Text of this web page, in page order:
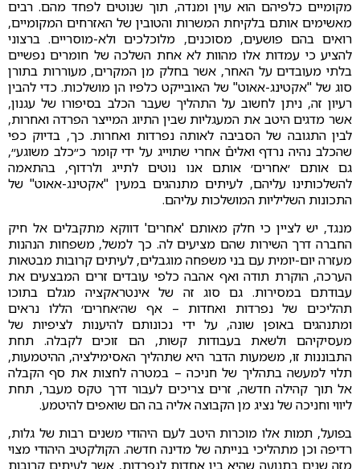
מקומיים כלפיהם הוא עוין ומנדה, תוך שנוטים לפחד מהם. רבים
מאשימים אותם בלקיחת המשרות והטובין של האזרחים המקומיים,
רואים בהם פושעים, מסוכנים, מלוכלכים ולא-מוסריים. ברצוני
להציע כי עמדות אלו מהוות לא אחת השלכה של חומרים נפשיים
בלתי מעובדים על האחר, אשר בחלק מן המקרים, מעוררות בתורן
סוג של "אקטינג-אאוט" של האובייקט כלפיו הן מושלכות. כדי להבין
רעיון זה, ניתן לחשוב על התהליך שעבר הכלב בסיפורו של עגנון,
אשר מדגים היטב את המעגליות שבין התיוג המייצר הפרדה ואחרות,
לבין התגובה של הסביבה לאותה נפרדות ואחרות. כך, בדיוק כפי
שהכלב נהיה נרדף ואליםֿ אחרי שתוייג על ידי קומר כ״כלב משוגע״,
גם אותם ׳אחרים׳ אותם אנו נוטים לתייג ולרדוף, בהתאמה
להשלכותינו עליהם, לעיתים מתנהגים במעין "אקטינג-אאוט" של
התכונות השליליות המושלכות עליהם.
מנגד, יש לציין כי חלק מאותם 'אחרים' דווקא מתקבלים אל חיק
החברה דרך השירות שהם מציעים לה. כך למשל, משפחות הנהנות
מעזרה יום-יומית עם בני משפחה מוגבלים, לעיתים קרובות מבטאות
הערכה, הוקרת תודה ואף אהבה כלפי עובדים זרים המבצעים את
עבודתם במסירות. גם סוג זה של אינטראקציה מגלם בתוכו
תהליכים של נפרדות ואחדות – אף שה׳אחרים׳ הללו נראים
ומתנהגים באופן שונה, על ידי נכונותם להיענות לציפיות של
מעסיקיהם ולשאת בעבודות קשות, הם זוכים לקבלה. תחת
התבוננות זו, משמעות הדבר היא שתהליך האסימילציה, ההיטמעות,
תלוי למעשה בתהליך של חניכה – במטרה לחצות את סף הקבלה
אל תוך קהילה חדשה, זרים צריכים לעבור דרך טקס מעבר, תחת
ליווי וחניכה של נציג מן הקבוצה אליה בה הם שואפים להיטמע.
בפועל, תמות אלו מוכרות היטב לעם היהודי משנים רבות של גלות,
רדיפה וכן מתהליכי בנייתה של מדינה חדשה. הקולקטיב היהודי מצוי
מזה שנים בתנועה שהיא בין אחדות לנפרדות, אשר לעיתים קרובות